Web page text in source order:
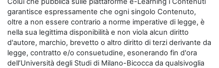
garantisce espressamente che ogni singolo Contenuto,
oltre a non essere contrario a norme imperative di legge, è
nella sua legittima disponibilità e non viola alcun diritto
d'autore, marchio, brevetto o altro diritto di terzi derivante da
legge, contratto e/o consuetudine, esonerando fin d'ora
dell’Università degli Studi di Milano-Bicocca da qualsivoglia